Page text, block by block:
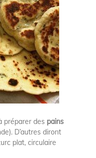
préparer des pains
D’autres diront
plat, circulaire